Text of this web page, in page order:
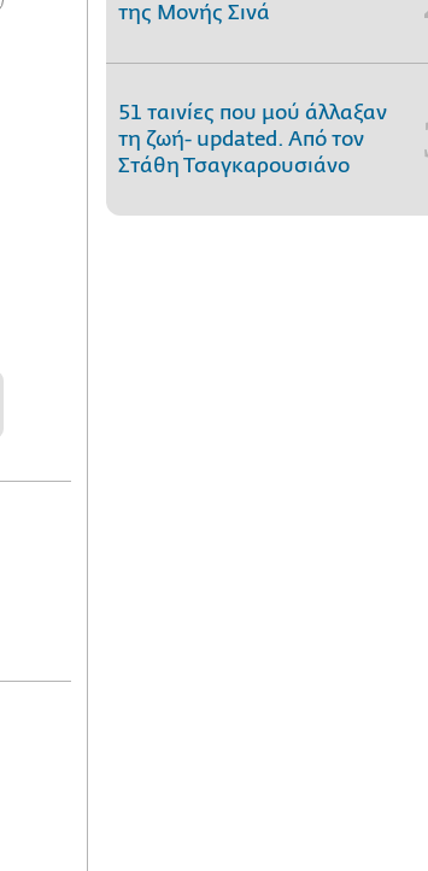
της Μονής Σινά
51 ταινίες που μού άλλαξαν
τη ζωή- updated. Aπό τον
Στάθη Τσαγκαρουσιάνο